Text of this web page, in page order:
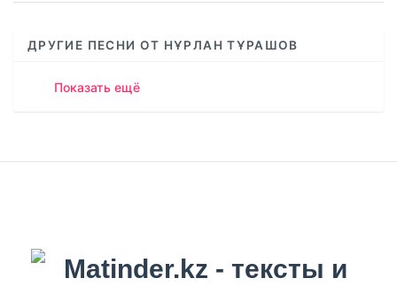
ДРУГИЕ ПЕСНИ ОТ НҰРЛАН ТҰРАШОВ
Показать ещё